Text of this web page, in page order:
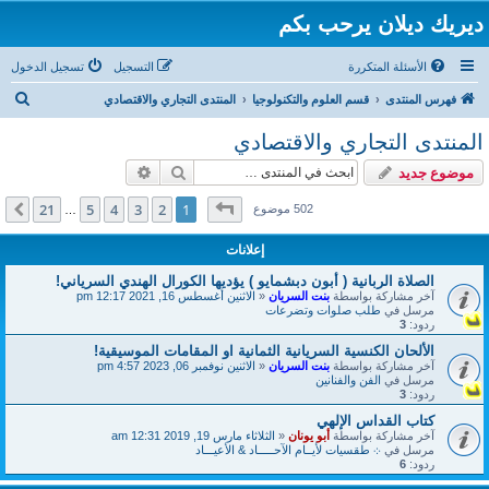
ديريك ديلان يرحب بكم
الأسئلة المتكررة تسجيل الدخول التسجيل
فهرس المنتدى قسم العلوم والتكنولوجيا المنتدى التجاري والاقتصادي
ب
المنتدى التجاري والاقتصادي
موضوع جديد بحث
502 موضوعصفحة1من21
1
2
3
4
5
21 التالي
إعلانات
الصلاة الربانية ( أبون دبشمايو ) يؤديها الكورال الهندي السرياني!
آخر مشاركة بواسطةبنت السريان«الاثنين أغسطس 16, 2021 12:17 pm
مرسل فيطلب صلوات وتضرعات
ردود: 3
الألحان الكنسية السريانية الثمانية او المقامات الموسيقية!
آخر مشاركة بواسطةبنت السريان«الاثنين نوفمبر 06, 2023 4:57 pm
مرسل فيالفن والفنانين
ردود: 3
كتاب القداس الإلهي
آخر مشاركة بواسطةأبو يونان«الثلاثاء مارس 19, 2019 12:31 am
مرسل في܀ طقسيات لأيــام الآحـــــاد & الأعيـــاد
ردود: 6